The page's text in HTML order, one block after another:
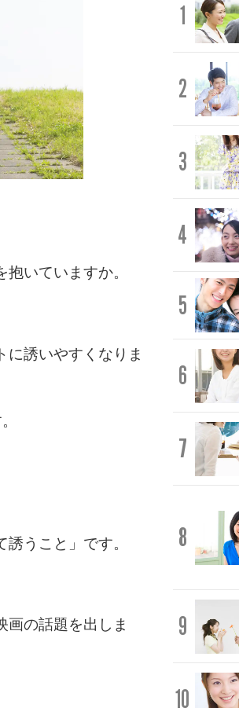
いていますか。
に誘いやすくなりま
うこと」です。
画の話題を出しま
1
2
3
4
5
6
7
8
9
10